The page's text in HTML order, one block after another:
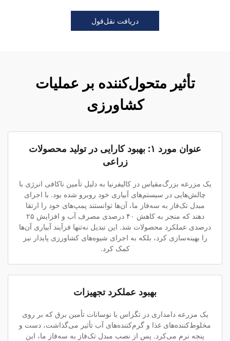
دریافت نقل‌قول
تأثیر متحول‌کننده بر عملیات
کشاورزی
عنوان مورد ۱: بهبود کارایی در تولید محصولات
زراعی
یک مزرعه بزرگ‌مقیاس در کالیفرنیا به دلیل تأمین ناکافی انرژی با
چالش‌هایی در سیستم‌های آبیاری خود روبرو شده بود. با اجرای
مبدل تک‌فاز به سه‌فاز ما، آن‌ها توانستند پمپ‌های خود را ارتقا
دهند که منجر به کاهش ۴۰ درصدی مصرف آب و افزایش ۲۵
درصدی عملکرد محصولات شد. این تبدیل نه‌تنها فرآیند آبیاری آن‌ها
را بهینه‌سازی کرد، بلکه به اجرای شیوه‌های کشاورزی پایدار نیز
کمک کرد.
بهبود عملکرد تجهیزات
یک مزرعه دامداری در تگزاس با نوسانات تأمین برق که بر روی
مخلوط‌کننده‌های غذا و گرم‌کننده‌های آب تأثیر می‌گذاشت، دست و
پنجه نرم می‌کرد. پس از نصب مبدل تک‌فاز به سه‌فاز ما، این